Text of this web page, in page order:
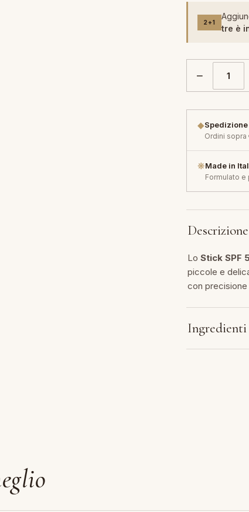
2+1
tre è
−
◆
Ordini sopra
❋Made in
Formulato e
Descrizione
LoStick SPF
piccole e
con
Ingredienti